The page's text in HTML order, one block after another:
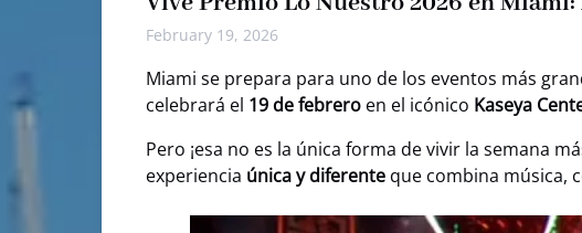
February 19, 2026
Miami se prepara para uno de los eventos más
celebrará el 19 de febrero en el icónico Kaseya
Pero ¡esa no es la única forma de vivir la semana
experiencia única y diferente que combina música,